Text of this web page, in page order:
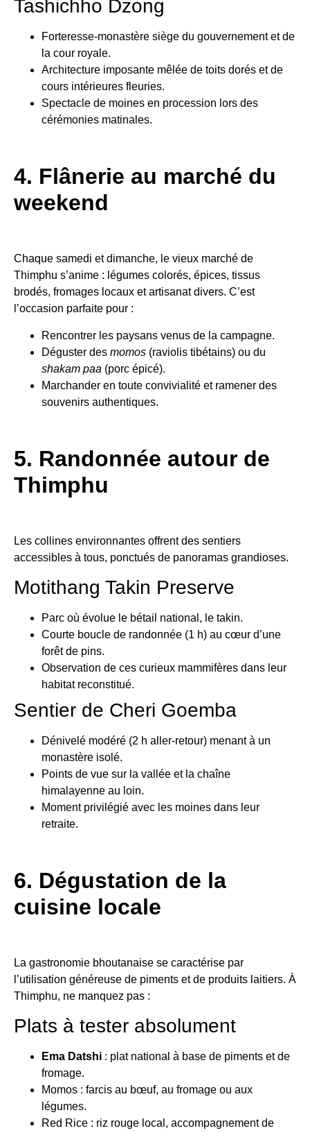
Tashichho Dzong
Forteresse-monastère siège du gouvernement et de
la cour royale.
Architecture imposante mêlée de toits dorés et de
cours intérieures fleuries.
Spectacle de moines en procession lors des
cérémonies matinales.
4. Flânerie au marché du
weekend
Chaque samedi et dimanche, le vieux marché de
Thimphu s’anime : légumes colorés, épices, tissus
brodés, fromages locaux et artisanat divers. C’est
l’occasion parfaite pour :
Rencontrer les paysans venus de la campagne.
Déguster des momos (raviolis tibétains) ou du
shakam paa (porc épicé).
Marchander en toute convivialité et ramener des
souvenirs authentiques.
5. Randonnée autour de
Thimphu
Les collines environnantes offrent des sentiers
accessibles à tous, ponctués de panoramas grandioses.
Motithang Takin Preserve
Parc où évolue le bétail national, le takin.
Courte boucle de randonnée (1 h) au cœur d’une
forêt de pins.
Observation de ces curieux mammifères dans leur
habitat reconstitué.
Sentier de Cheri Goemba
Dénivelé modéré (2 h aller-retour) menant à un
monastère isolé.
Points de vue sur la vallée et la chaîne
himalayenne au loin.
Moment privilégié avec les moines dans leur
retraite.
6. Dégustation de la
cuisine locale
La gastronomie bhoutanaise se caractérise par
l’utilisation généreuse de piments et de produits laitiers. À
Thimphu, ne manquez pas :
Plats à tester absolument
Ema Datshi : plat national à base de piments et de
fromage.
Momos : farcis au bœuf, au fromage ou aux
légumes.
Red Rice : riz rouge local, accompagnement de